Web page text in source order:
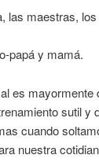
las maestras,
papá y mamá.
es mayormente
sutil y
cuando
nuestra